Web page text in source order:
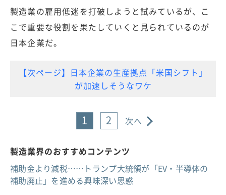
製造業の雇用低迷を打破しようと試みているが、こ
こで重要な役割を果たしていくと見られているのが
日本企業だ。
【次ページ】日本企業の生産拠点「米国シフト」
が加速しそうなワケ
1 2 次へ
製造業界のおすすめコンテンツ
補助金より減税……トランプ大統領が「EV・半導体の
補助廃止」を進める興味深い思惑